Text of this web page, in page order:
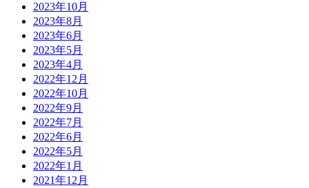
2023年10月
2023年8月
2023年6月
2023年5月
2023年4月
2022年12月
2022年10月
2022年9月
2022年7月
2022年6月
2022年5月
2022年1月
2021年12月